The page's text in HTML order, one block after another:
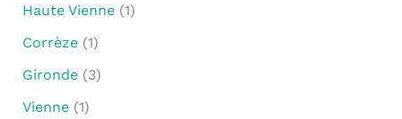
Haute Vienne(1)
Corrèze(1)
Gironde(3)
Vienne(1)